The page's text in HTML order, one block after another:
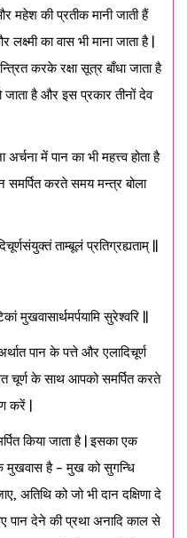
महेश की प्रतीक मानी जाती हैं
का वास भी माना जाता है |
करके रक्षा सूत्र बाँधा जाता है
जाता है और इस प्रकार तीनों देव
में पान का भी महत्त्व होता है
समर्पित करते समय मन्त्र बोला
ताम्बूलं प्रतिग्रह्यताम् ||
मुखवासार्थमर्पयामि सुरेश्वरि ||
पान के पत्ते और एलादिचूर्ण
चूर्ण के साथ आपको समर्पित करते
करें |
किया जाता है | इसका एक
मुखवास है – मुख को सुगन्धि
अतिथि को जो भी दान दक्षिणा दे
पान देने की प्रथा अनादि काल से